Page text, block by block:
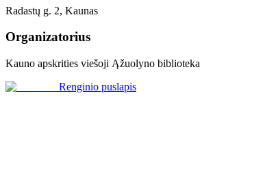
Radastų g. 2, Kaunas
Organizatorius
Kauno apskrities viešoji Ąžuolyno biblioteka
Renginio puslapis